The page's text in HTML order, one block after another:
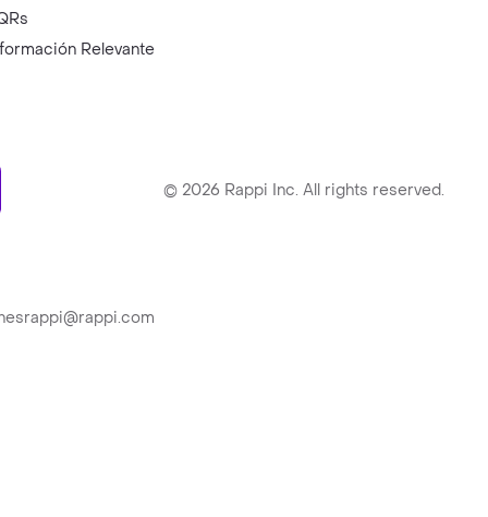
Relevante
© 2026 Rappi Inc. All rights reserved.